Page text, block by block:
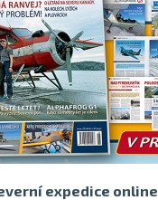
expedice online